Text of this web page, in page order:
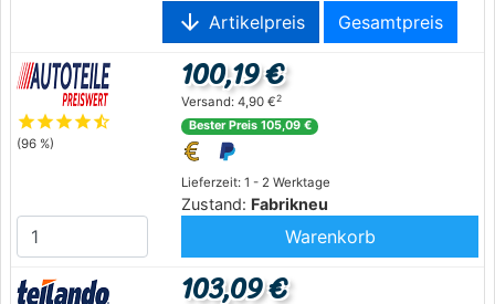
arrow_downward Artikelpreis Gesamtpreis
starstarstarstarstar_half
(96 %)
Lieferzeit: 1 - 2 Werktage
Zustand: Fabrikneu
100,19 €
Versand: 4,90 €2
Bester Preis 105,09 €
Warenkorb
103,09 €